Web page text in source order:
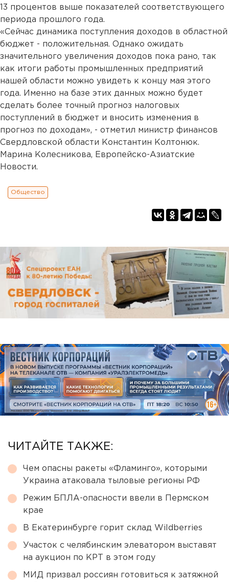
13 процентов выше показателей соответствующего
периода прошлого года.
«Сейчас динамика поступления доходов в областной
бюджет - положительная. Однако ожидать
значительного увеличения доходов пока рано, так
как итоги работы промышленных предприятий
нашей области можно увидеть к концу мая этого
года. Именно на базе этих данных можно будет
сделать более точный прогноз налоговых
поступлений в бюджет и вносить изменения в
прогноз по доходам», - отметил министр финансов
Свердловской области Константин Колтонюк.
Марина Колесникова, Европейско-Азиатские
Новости.
Общество
ЧИТАЙТЕ ТАКЖЕ:
Чем опасны ракеты «Фламинго», которыми
Украина атаковала тыловые регионы РФ
Режим БПЛА-опасности ввели в Пермском
крае
В Екатеринбурге горит склад Wildberries
Участок с челябинским элеватором выставят
на аукцион по КРТ в этом году
МИД призвал россиян готовиться к затяжной